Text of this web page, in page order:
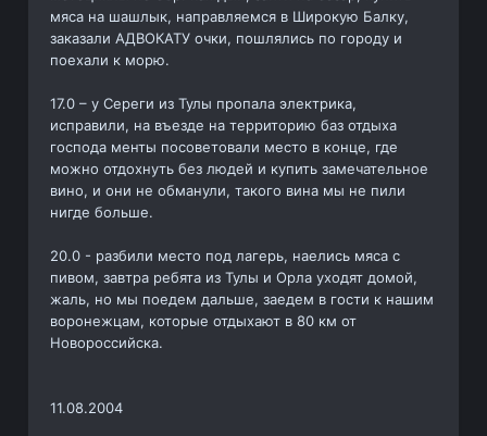
мяса на шашлык, направляемся в Широкую Балку,
заказали АДВОКАТУ очки, пошлялись по городу и
поехали к морю.
17.0 – у Сереги из Тулы пропала электрика,
исправили, на въезде на территорию баз отдыха
господа менты посоветовали место в конце, где
можно отдохнуть без людей и купить замечательное
вино, и они не обманули, такого вина мы не пили
нигде больше.
20.0 - разбили место под лагерь, наелись мяса с
пивом, завтра ребята из Тулы и Орла уходят домой,
жаль, но мы поедем дальше, заедем в гости к нашим
воронежцам, которые отдыхают в 80 км от
Новороссийска.
11.08.2004